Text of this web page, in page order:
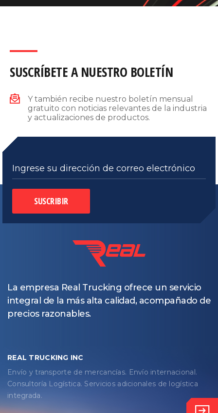
SUSCRÍBETE A NUESTRO BOLETÍN
Y también recibe nuestro boletín mensual
gratuito con noticias relevantes de la industria
y actualizaciones de productos.
Ingrese su dirección de correo electrónico
SUSCRIBIR
La empresa Real Trucking ofrece un servicio
integral de la más alta calidad, acompañado de
precios razonables.
REAL TRUCKING INC
Envío y transporte de mercancías. Envío internacional.
Consultoría Logística. Servicios adicionales de logística
integrada.